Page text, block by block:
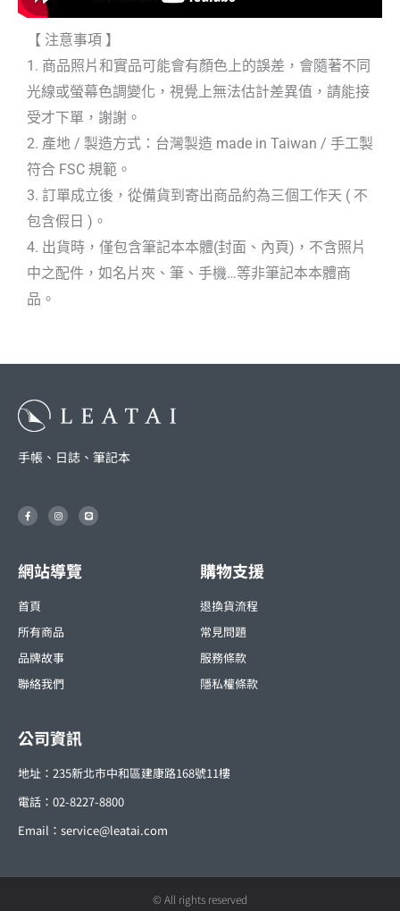
【 注意事項 】
1. 商品照片和實品可能會有顏色上的誤差，會隨著不同
光線或螢幕色調變化，視覺上無法估計差異值，請能接
受才下單，謝謝。
2. 產地 / 製造方式：台灣製造 made in Taiwan / 手工製
符合 FSC 規範。
3. 訂單成立後，從備貨到寄出商品約為三個工作天 ( 不
包含假日 )。
4. 出貨時，僅包含筆記本本體(封面、內頁)，不含照片
中之配件，如名片夾、筆、手機…等非筆記本本體商
品。
手帳、日誌、筆記本
F
a
c
k
-
I
n
s
r
a
m
L
i
n
網站導覽
首頁
所有商品
品牌故事
聯絡我們
購物支援
退換貨流程
常見問題
服務條款
隱私權條款
公司資訊
地址：235新北市中和區建康路168號11樓
電話：02-8227-8800
Email： service@leatai.com
© All rights reserved